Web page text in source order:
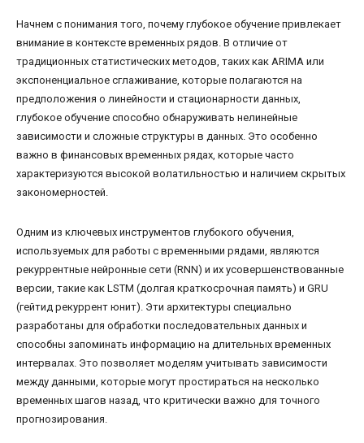
Начнем с понимания того, почему глубокое обучение привлекает
внимание в контексте временных рядов. В отличие от
традиционных статистических методов, таких как ARIMA или
экспоненциальное сглаживание, которые полагаются на
предположения о линейности и стационарности данных,
глубокое обучение способно обнаруживать нелинейные
зависимости и сложные структуры в данных. Это особенно
важно в финансовых временных рядах, которые часто
характеризуются высокой волатильностью и наличием скрытых
закономерностей.
Одним из ключевых инструментов глубокого обучения,
используемых для работы с временными рядами, являются
рекуррентные нейронные сети (RNN) и их усовершенствованные
версии, такие как LSTM (долгая краткосрочная память) и GRU
(гейтид рекуррент юнит). Эти архитектуры специально
разработаны для обработки последовательных данных и
способны запоминать информацию на длительных временных
интервалах. Это позволяет моделям учитывать зависимости
между данными, которые могут простираться на несколько
временных шагов назад, что критически важно для точного
прогнозирования.